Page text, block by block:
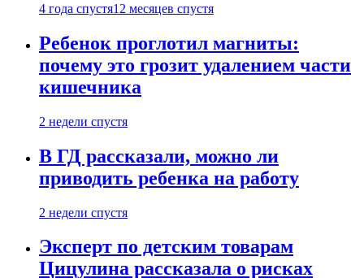
4 года спустя12 месяцев спустя
Ребенок проглотил магниты:
почему это грозит удалением части
кишечника
2 недели спустя
В ГД рассказали, можно ли
приводить ребенка на работу
2 недели спустя
Эксперт по детским товарам
Цицулина рассказала о рисках